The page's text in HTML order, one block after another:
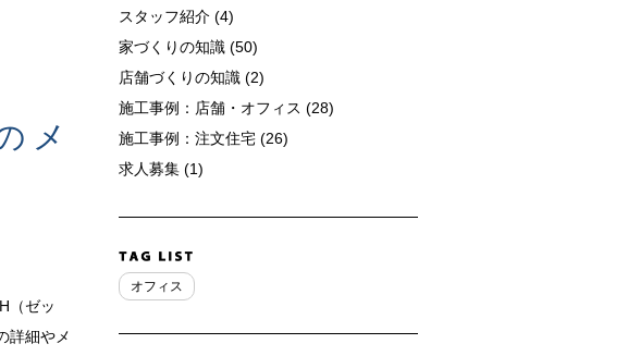
メ
（ゼッ
詳細やメ
スタッフ紹介 (4)
家づくりの知識 (50)
店舗づくりの知識 (2)
施工事例：店舗・オフィス (28)
施工事例：注文住宅 (26)
求人募集 (1)
オフィス